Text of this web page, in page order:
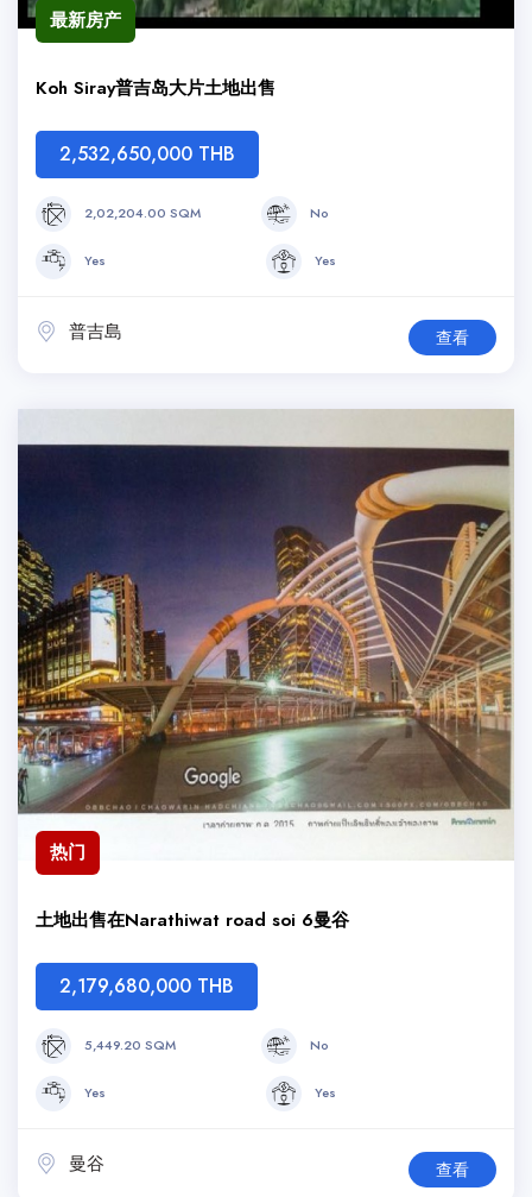
最新房产
Koh Siray普吉岛大片土地出售
2,532,650,000 THB
2,02,204.00 SQM No
Yes Yes
普吉島 查看
热门
土地出售在Narathiwat road soi 6曼谷
2,179,680,000 THB
5,449.20 SQM No
Yes Yes
曼谷 查看